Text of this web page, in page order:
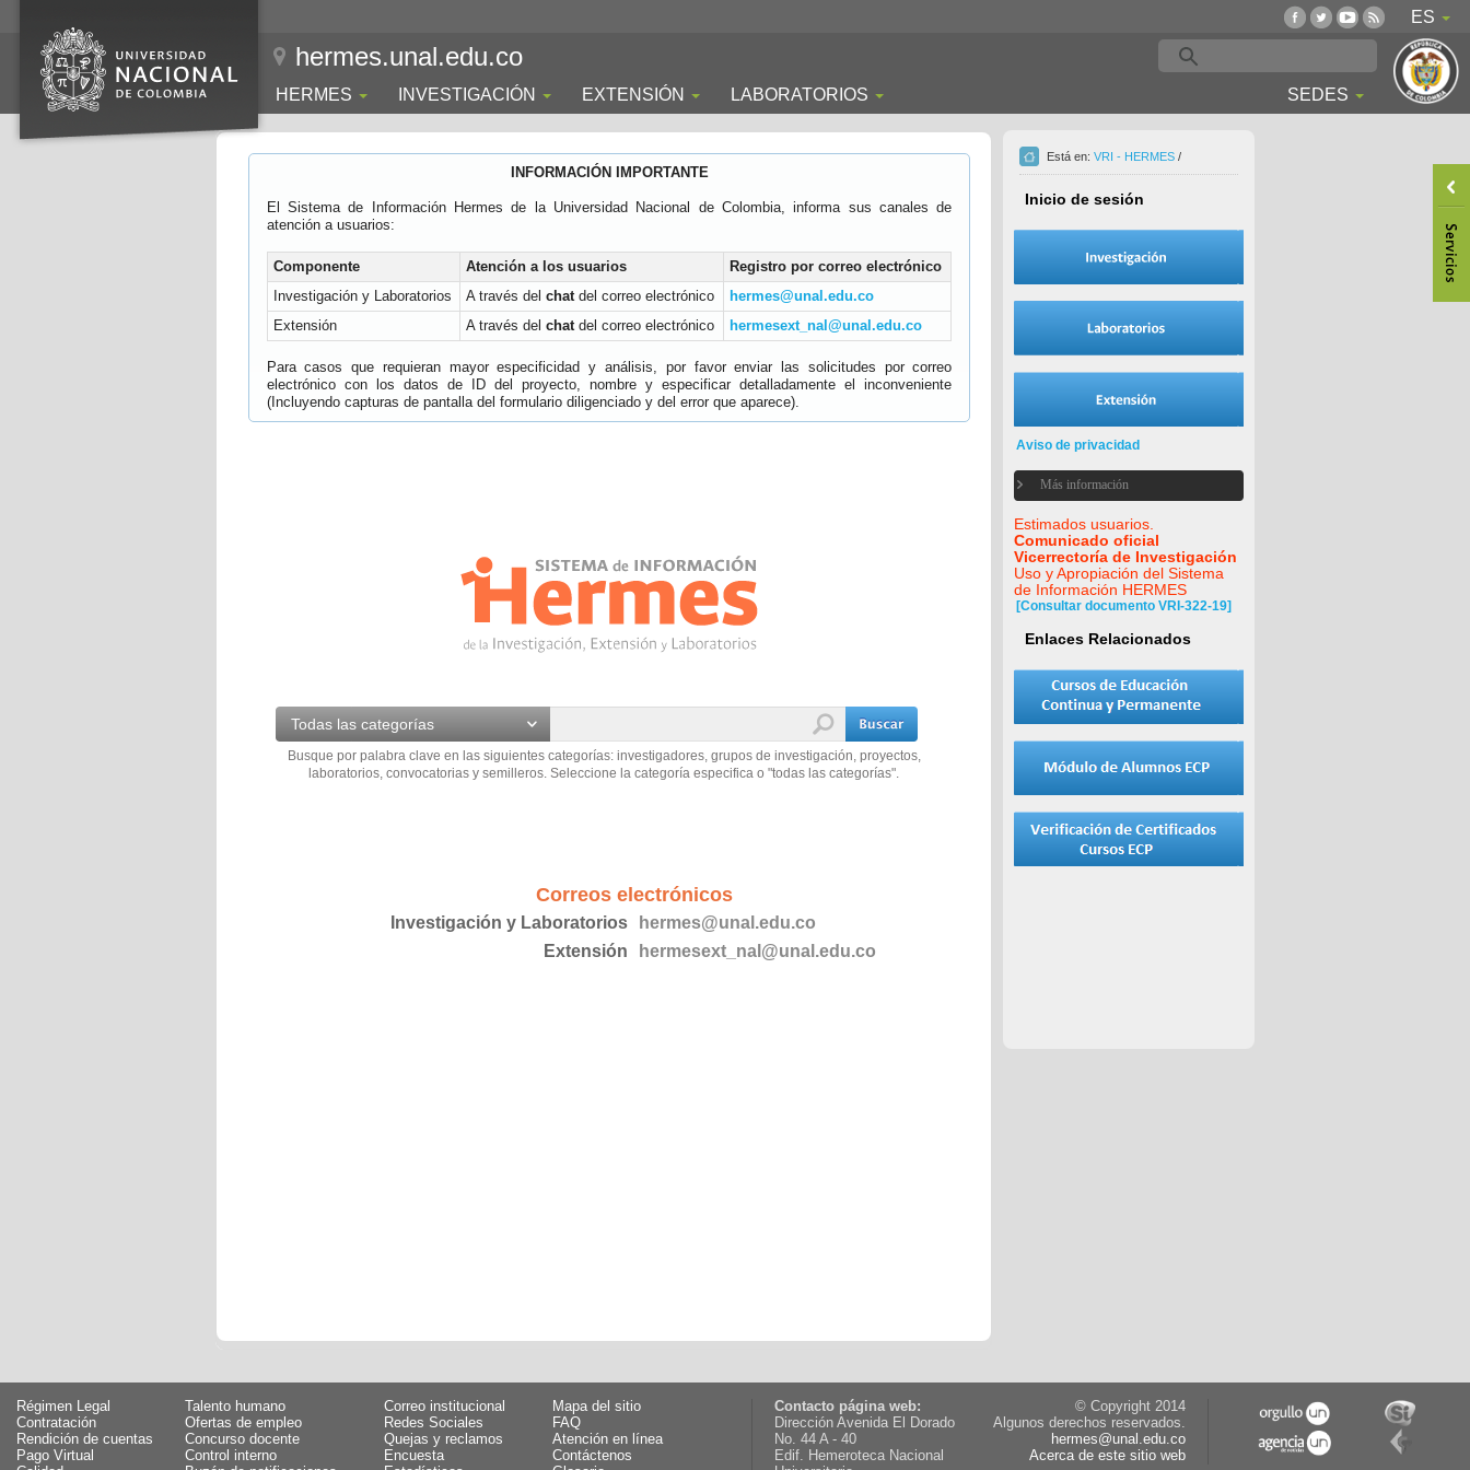
ES
hermes.unal.edu.co
HERMES INVESTIGACIÓN EXTENSIÓN LABORATORIOS SEDES
INFORMACIÓN IMPORTANTE
El Sistema de Información Hermes de la Universidad Nacional de Colombia, informa sus canales de
atención a usuarios:
Componente Atención a los usuarios
Registro por correo electrónico
Investigación y Laboratorios
A través del chatdel correo electrónico
hermes@unal.edu.co
Extensión
A través del chatdel correo electrónico hermesext_nal@unal.edu.co
Para casos que requieran mayor especificidad y análisis, por favor enviar las solicitudes por correo
electrónico con los datos de ID del proyecto, nombre y especificar detalladamente el inconveniente
(Incluyendo capturas de pantalla del formulario diligenciado y del error que aparece).
Todas las categorías
Busque por palabra clave en las siguientes categorías: investigadores, grupos de investigación, proyectos,
laboratorios, convocatorias y semilleros. Seleccione la categoría especifica o "todas las categorías".
Correos electrónicos
Investigación y Laboratorios
hermes@unal.edu.co
Extensión
hermesext_nal@unal.edu.co
Está en: VRI - HERMES /
Inicio de sesión
Aviso de privacidad
Más información
Estimados usuarios.
Comunicado oficial
Vicerrectoría de Investigación
Uso y Apropiación del Sistema
de Información HERMES
[Consultar documento VRI-322-19]
Enlaces Relacionados
Régimen Legal
Talento humano
Contratación
Ofertas de empleo
Rendición de cuentas
Concurso docente
Pago Virtual
Control interno
Correo institucional
Mapa del sitio
Redes Sociales
FAQ
Quejas y reclamos
Atención en línea
Encuesta
Contáctenos
Contacto página web:
Dirección Avenida El Dorado
No. 44 A - 40
Edif. Hemeroteca Nacional
© Copyright 2014
Algunos derechos reservados.
hermes@unal.edu.co
Acerca de este sitio web